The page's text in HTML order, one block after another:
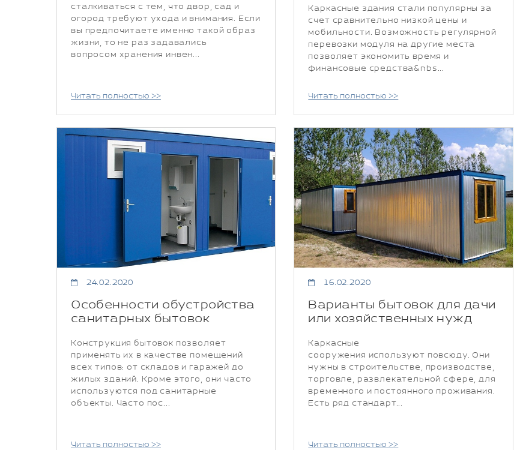
сталкиваться с тем, что двор, сад и
огород требуют ухода и внимания. Если
вы предпочитаете именно такой образ
жизни, то не раз задавались
вопросом хранения инвен...
Читать полностью >>
Каркасные здания стали популярны за
счет сравнительно низкой цены и
мобильности. Возможность регулярной
перевозки модуля на другие места
позволяет экономить время и
финансовые средства&nbs...
Читать полностью >>
24.02.2020
Особенности обустройства
санитарных бытовок
Конструкция бытовок позволяет
применять их в качестве помещений
всех типов: от складов и гаражей до
жилых зданий. Кроме этого, они часто
используются под санитарные
объекты. Часто пос...
Читать полностью >>
16.02.2020
Варианты бытовок для дачи
или хозяйственных нужд
Каркасные
сооружения используют повсюду. Они
нужны в строительстве, производстве,
торговле, развлекательной сфере, для
временного и постоянного проживания.
Есть ряд стандарт...
Читать полностью >>